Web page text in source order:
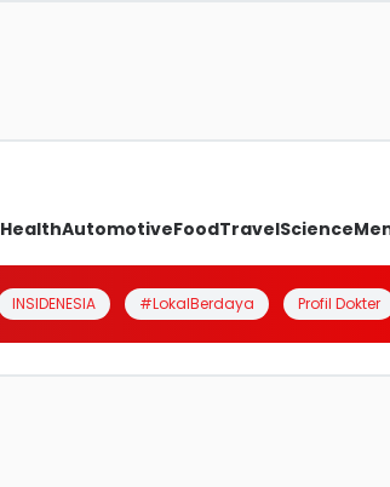
HealthAutomotiveFoodTravelScience
INSIDENESIA #LokalBerdaya Profil Dokter